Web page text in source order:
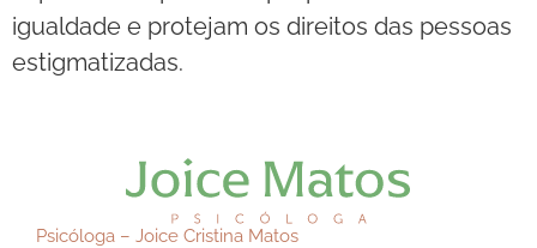
igualdade e protejam os direitos das pessoas
estigmatizadas.
Psicóloga – Joice Cristina Matos